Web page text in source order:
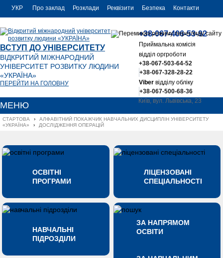
УКР
ENG
Про заклад Розклади Реквізити Безпека Контакти
ВСТУП ДО УНІВЕРСИТЕТУ
ВІДКРИТИЙ МІЖНАРОДНИЙ
УНІВЕРСИТЕТ РОЗВИТКУ ЛЮДИНИ
«УКРАЇНА»
ПЕРЕЙТИ НА ГОЛОВНУ
+38-067-406-53-92
Приймальна комісія
відділ оргроботи
+38-067-503-64-52
+38-067-328-28-22
Viberвідділу обліку
+38-067-500-68-36
Київ, вул. Львівська, 23
МЕНЮ
СТАРТОВА ›
АЛФАВІТНИЙ ПОКАЖЧИК НАВЧАЛЬНИХ ДИСЦИПЛІН УНІВЕРСИТЕТУ
«УКРАЇНА»
› ДОСЛІДЖЕННЯ ОПЕРАЦІЙ
ОСВІТНІ
ПРОГРАМИ
ЛІЦЕНЗОВАНІ
СПЕЦІАЛЬНОСТІ
НАВЧАЛЬНІ
ПІДРОЗДІЛИ
ЗА НАПРЯМОМ
ОСВІТИ